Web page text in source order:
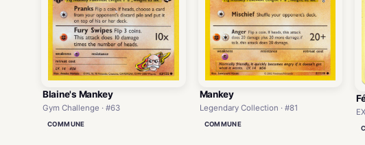
Blaine's Mankey
Gym Challenge · #63
COMMUNE
Mankey
Legendary Collection · #81
COMMUNE